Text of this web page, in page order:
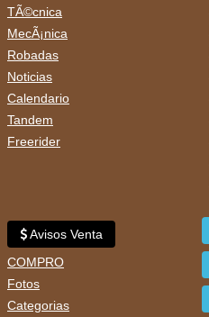
TÃ©cnica
MecÃ¡nica
Robadas
Noticias
Calendario
Tandem
Freerider
Avisos Venta
COMPRO
Fotos
Categorias